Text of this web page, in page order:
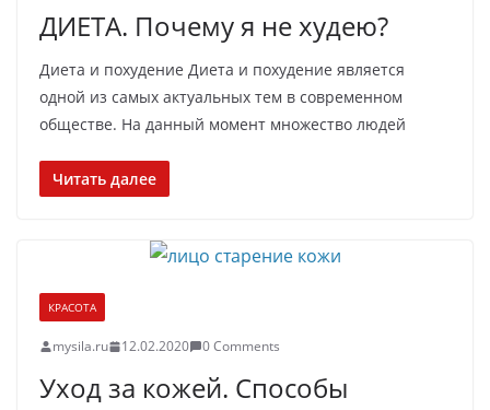
ДИЕТА. Почему я не худею?
Диета и похудение Диета и похудение является
одной из самых актуальных тем в современном
обществе. На данный момент множество людей
Читать далее
КРАСОТА
mysila.ru 12.02.2020 0 Comments
Уход за кожей. Способы